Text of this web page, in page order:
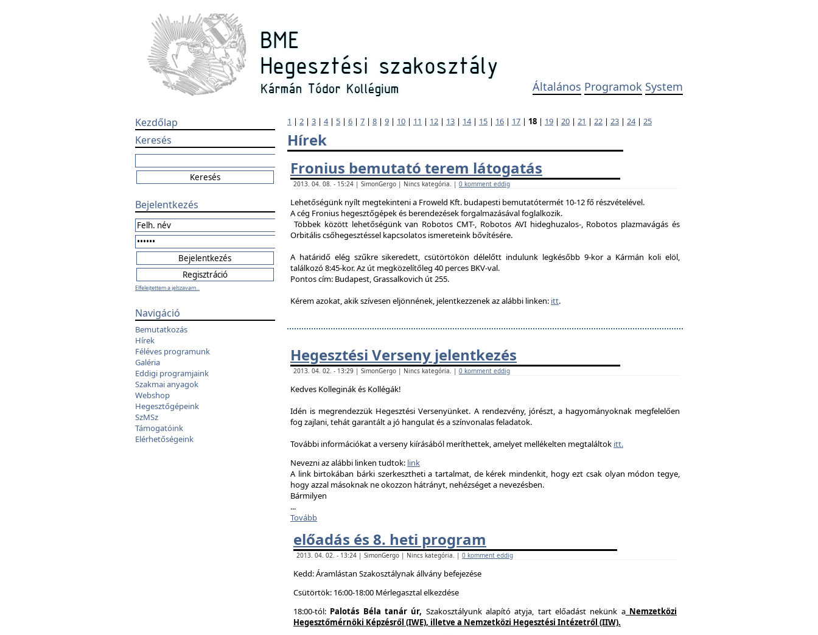
Általános Programok System
Kezdőlap
Keresés
Bejelentkezés
Elfelejtettem a jelszavam...
Navigáció
Bemutatkozás
Hírek
Féléves programunk
Galéria
Eddigi programjaink
Szakmai anyagok
Webshop
Hegesztőgépeink
SzMSz
Támogatóink
Elérhetőségeink
1 | 2 | 3 | 4| 5 | 6 | 7 | 8 | 9 | 10 | 11 | 12 | 13 | 14| 15 | 16 | 17 | 18 | 19 | 20 | 21 | 22 | 23 | 24| 25
Hírek
Fronius bemutató terem látogatás
2013. 04. 08. - 15:24 | SimonGergo | Nincs kategória. | 0 komment eddig
Lehetőségünk nyílt megtekinteni a Froweld Kft. budapesti bemutatótermét 10-12 fő részvételével.
A cég Fronius hegesztőgépek és berendezések forgalmazásával foglalkozik.
Többek között lehetőségünk van Robotos CMT-, Robotos AVI hideghuzalos-, Robotos plazmavágás és
Orbitális csőhegesztéssel kapcsolatos ismereteink bővítésére.
A határidő elég szűkre sikeredett, csütörtökön délelőtt indulunk legkésőbb 9-kor a Kármán koli elöl,
találkozó 8:45-kor. Az út megközelítőleg 40 perces BKV-val.
Pontos cím: Budapest, Grassalkovich út 255.
Kérem azokat, akik szívesen eljönnének, jelentkezzenek az alábbi linken: itt.
Hegesztési Verseny jelentkezés
2013. 04. 02. - 13:29 | SimonGergo | Nincs kategória. | 0 komment eddig
Kedves Kolleginák és Kollégák!
Idén is megrendezzük Hegesztési Versenyünket. A rendezvény, jórészt, a hagyományoknak megfelelően
fog zajlani, tehát garantált a jó hangulat és a színvonalas feladatok.
További információkat a verseny kiírásából meríthettek, amelyet mellékelten megtaláltok itt.
Nevezni az alábbi linken tudtok: link
A link birtokában bárki szerkesztheti a tartalmat, de kérek mindenkit, hogy ezt csak olyan módon tegye,
hogy azzal másoknak ne okozzon hátrányt, nehézséget a nevezésben.
Bármilyen
...
Tovább
előadás és 8. heti program
2013. 04. 02. - 13:24 | SimonGergo | Nincs kategória. | 0 komment eddig
Kedd: Áramlástan Szakosztálynak állvány befejezése
Csütörtök: 16:00-18:00 Mérlegasztal elkezdése
18:00-tól: Palotás Béla tanár úr, Szakosztályunk alapító atyja, tart előadást nekünk aNemzetközi
Hegesztőmérnöki Képzésről (IWE), illetve a Nemzetközi Hegesztési Intézetről (IIW).